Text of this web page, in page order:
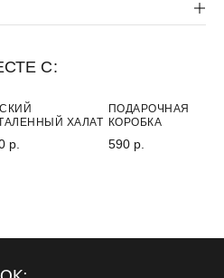
С:
ХАЛАТ
р.
ПОДАРОЧНАЯ
КОРОБКА
590 р.